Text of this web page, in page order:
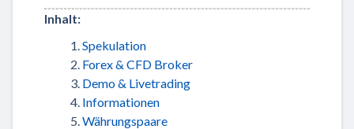
Inhalt:
Spekulation
Forex & CFD Broker
Demo & Livetrading
Informationen
Währungspaare